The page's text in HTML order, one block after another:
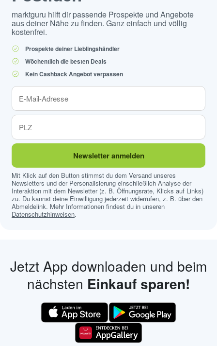
marktguru hilft dir passende Prospekte und Angebote
aus deiner Nähe zu finden. Ganz einfach und völlig
kostenfrei.
Prospekte deiner Lieblingshändler
Wöchentlich die besten Deals
Kein Cashback Angebot verpassen
Newsletter anmelden
Mit Klick auf den Button stimmst du dem Versand unseres
Newsletters und der Personalisierung einschließlich Analyse der
Interaktion mit dem Newsletter (z. B. Öffnungsrate, Klicks auf Links)
zu. Du kannst deine Einwilligung jederzeit widerrufen, z. B. über den
Abmeldelink. Mehr Informationen findest du in unseren
Datenschutzhinweisen.
Jetzt App downloaden und beim
nächsten Einkauf sparen!